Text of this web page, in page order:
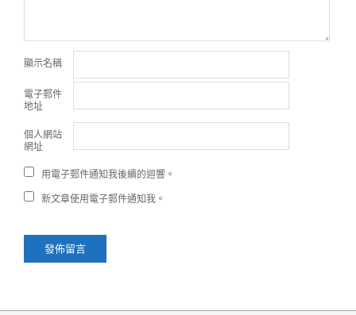
顯示名稱
電子郵件
地址
個人網站
網址
用電子郵件通知我後續的迴響。
新文章使用電子郵件通知我。